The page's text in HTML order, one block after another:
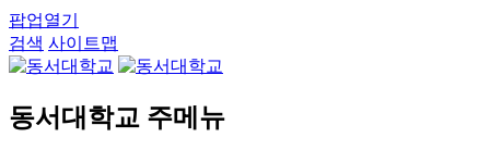
팝업열기
검색 사이트맵
동서대학교 주메뉴